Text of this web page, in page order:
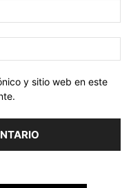
y sitio web en este